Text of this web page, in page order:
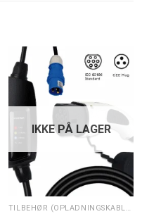
IKKE PÅ LAGER
TILBEHØR (OPLADNINGSKABLER)